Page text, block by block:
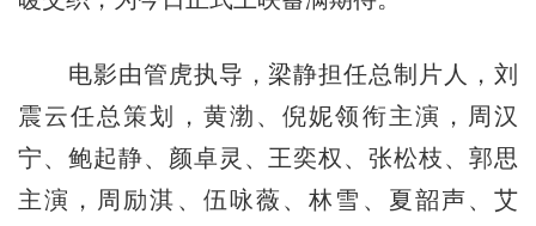
电影由管虎执导，梁静担任总制片人，刘
震云任总策划，黄渤、倪妮领衔主演，周汉
宁、鲍起静、颜卓灵、王奕权、张松枝、郭思
主演，周励淇、伍咏薇、林雪、夏韶声、艾